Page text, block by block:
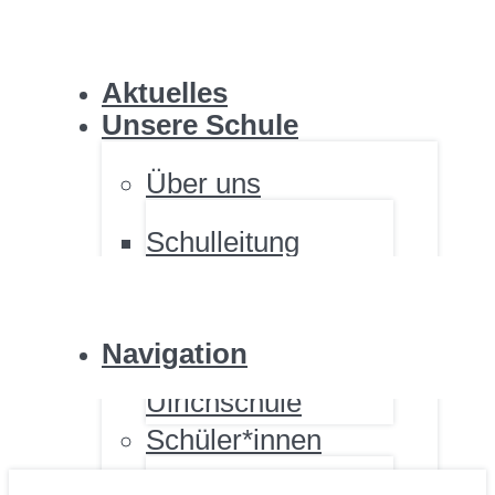
Aktuelles
Unsere Schule
Über uns
Schulleitung
Fördernde
Renovierung der
Ulrichschule
Schüler*innen
Navigation